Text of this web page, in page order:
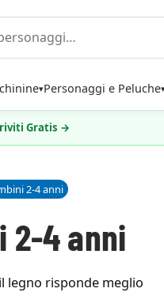
Personaggi e Peluche
Gratis →
2-4 anni
2-4 anni
legno risponde meglio